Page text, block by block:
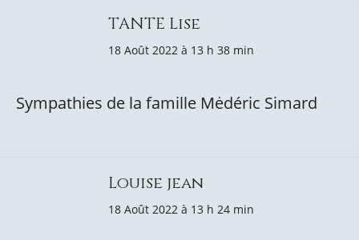
TANTE Lise
18 Août 2022 à 13 h 38 min
Sympathies de la famille Mėdéric Simard
Louise jean
18 Août 2022 à 13 h 24 min